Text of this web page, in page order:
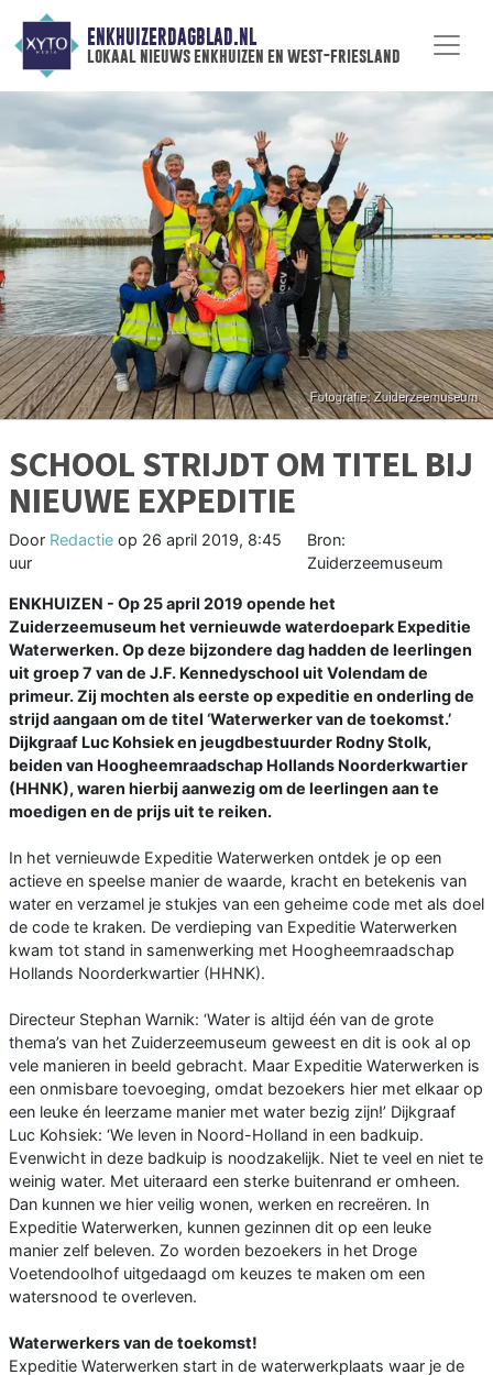
ENKHUIZERDAGBLAD.NL
lokaal nieuws enkhuizen en west-friesland
SCHOOL STRIJDT OM TITEL BIJ
NIEUWE EXPEDITIE
Door Redactie op 26 april 2019, 8:45
uur
Bron:
Zuiderzeemuseum
ENKHUIZEN - Op 25 april 2019 opende het
Zuiderzeemuseum het vernieuwde waterdoepark Expeditie
Waterwerken. Op deze bijzondere dag hadden de leerlingen
uit groep 7 van de J.F. Kennedyschool uit Volendam de
primeur. Zij mochten als eerste op expeditie en onderling de
strijd aangaan om de titel ‘Waterwerker van de toekomst.’
Dijkgraaf Luc Kohsiek en jeugdbestuurder Rodny Stolk,
beiden van Hoogheemraadschap Hollands Noorderkwartier
(HHNK), waren hierbij aanwezig om de leerlingen aan te
moedigen en de prijs uit te reiken.
In het vernieuwde Expeditie Waterwerken ontdek je op een
actieve en speelse manier de waarde, kracht en betekenis van
water en verzamel je stukjes van een geheime code met als doel
de code te kraken. De verdieping van Expeditie Waterwerken
kwam tot stand in samenwerking met Hoogheemraadschap
Hollands Noorderkwartier (HHNK).
Directeur Stephan Warnik: ‘Water is altijd één van de grote
thema’s van het Zuiderzeemuseum geweest en dit is ook al op
vele manieren in beeld gebracht. Maar Expeditie Waterwerken is
een onmisbare toevoeging, omdat bezoekers hier met elkaar op
een leuke én leerzame manier met water bezig zijn!’ Dijkgraaf
Luc Kohsiek: ‘We leven in Noord-Holland in een badkuip.
Evenwicht in deze badkuip is noodzakelijk. Niet te veel en niet te
weinig water. Met uiteraard een sterke buitenrand er omheen.
Dan kunnen we hier veilig wonen, werken en recreëren. In
Expeditie Waterwerken, kunnen gezinnen dit op een leuke
manier zelf beleven. Zo worden bezoekers in het Droge
Voetendoolhof uitgedaagd om keuzes te maken om een
watersnood te overleven.
Waterwerkers van de toekomst!
Expeditie Waterwerken start in de waterwerkplaats waar je de